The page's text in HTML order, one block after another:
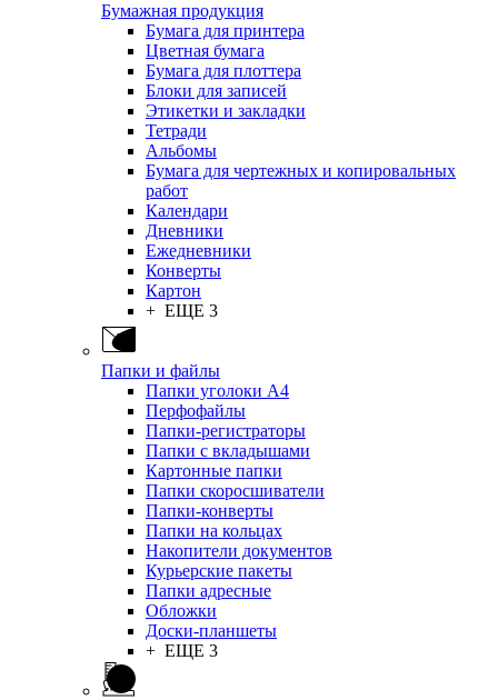
Бумажная продукция
Бумага для принтера
Цветная бумага
Бумага для плоттера
Блоки для записей
Этикетки и закладки
Тетради
Альбомы
Бумага для чертежных и копировальных
работ
Календари
Дневники
Ежедневники
Конверты
Картон
+ ЕЩЕ 3
Папки и файлы
Папки уголоки А4
Перфофайлы
Папки-регистраторы
Папки с вкладышами
Картонные папки
Папки скоросшиватели
Папки-конверты
Папки на кольцах
Накопители документов
Курьерские пакеты
Папки адресные
Обложки
Доски-планшеты
+ ЕЩЕ 3